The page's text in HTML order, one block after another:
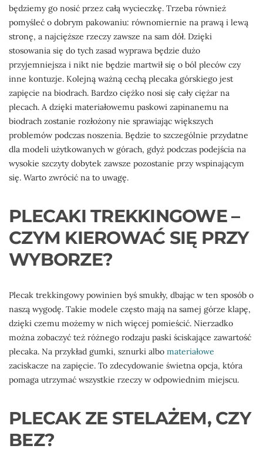
będziemy go nosić przez całą wycieczkę. Trzeba również
pomyśleć o dobrym pakowaniu: równomiernie na prawą i lewą
stronę, a najcięższe rzeczy zawsze na sam dół. Dzięki
stosowania się do tych zasad wyprawa będzie dużo
przyjemniejsza i nikt nie będzie martwił się o ból pleców czy
inne kontuzje. Kolejną ważną cechą plecaka górskiego jest
zapięcie na biodrach. Bardzo ciężko nosi się cały ciężar na
plecach. A dzięki materiałowemu paskowi zapinanemu na
biodrach zostanie rozłożony nie sprawiając większych
problemów podczas noszenia. Będzie to szczególnie przydatne
dla modeli użytkowanych w górach, gdyż podczas podejścia na
wysokie szczyty dobytek zawsze pozostanie przy wspinającym
się. Warto zwrócić na to uwagę.
PLECAKI TREKKINGOWE –
CZYM KIEROWAĆ SIĘ PRZY
WYBORZE?
Plecak trekkingowy powinien byś smukły, dbając w ten sposób o
naszą wygodę. Takie modele często mają na samej górze klapę,
dzięki czemu możemy w nich więcej pomieścić. Nierzadko
można zobaczyć też różnego rodzaju paski ściskające zawartość
plecaka. Na przykład gumki, sznurki albo materiałowe
zaciskacze na zapięcie. To zdecydowanie świetna opcja, która
pomaga utrzymać wszystkie rzeczy w odpowiednim miejscu.
PLECAK ZE STELAŻEM, CZY
BEZ?